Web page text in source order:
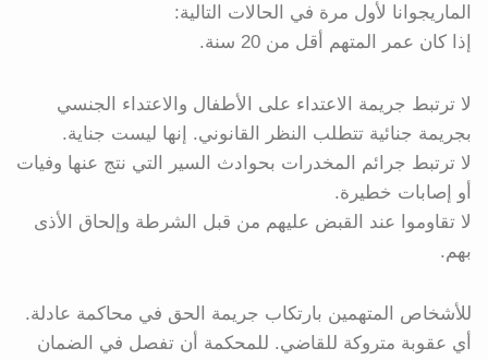
الماريجوانا لأول مرة في الحالات التالية:
إذا كان عمر المتهم أقل من 20 سنة.
لا ترتبط جريمة الاعتداء على الأطفال والاعتداء الجنسي
بجريمة جنائية تتطلب النظر القانوني. إنها ليست جناية.
لا ترتبط جرائم المخدرات بحوادث السير التي نتج عنها وفيات
أو إصابات خطيرة.
لا تقاوموا عند القبض عليهم من قبل الشرطة وإلحاق الأذى
بهم.
للأشخاص المتهمين بارتكاب جريمة الحق في محاكمة عادلة.
أي عقوبة متروكة للقاضي. للمحكمة أن تفصل في الضمان